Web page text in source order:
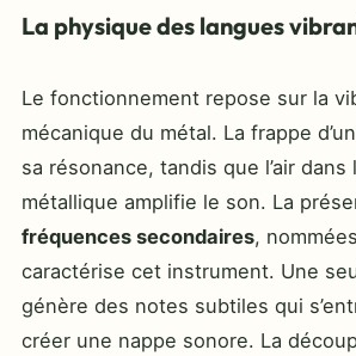
La physique des langues
Le fonctionnement repose sur la
mécanique du métal. La frappe
sa résonance, tandis que l’air dans
métallique amplifie le son. La
fréquences secondaires,
caractérise cet instrument. Une
génère des notes subtiles qui
créer une nappe sonore. La